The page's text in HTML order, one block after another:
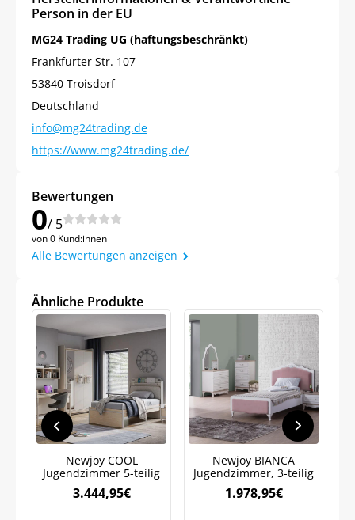
Person in der EU
MG24 Trading UG (haftungsbeschränkt)
Frankfurter Str. 107
53840 Troisdorf
Deutschland
info@mg24trading.de
https://www.mg24trading.de/
Bewertungen
0/ 5
von 0 Kund:innen
Alle Bewertungen anzeigen
Ähnliche Produkte
Newjoy COOL
Jugendzimmer 5-teilig
3.444,95€
Newjoy BIANCA
Jugendzimmer, 3-teilig
1.978,95€
Weitere Informationen darüber, wie wir Ihre Daten für
Marketingkommunikation verarbeiten. Lesen Sie unsere
Datenschutzrichtlinie.